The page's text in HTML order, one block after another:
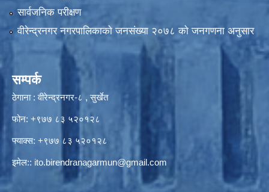
सार्वजनिक परीक्षण
वीरेन्द्रनगर नगरपालिकाकाे जनसंख्या २०७८ काे जनगणना अनुसार
सम्पर्क
ठेगाना : वीरेन्द्रनगर-८ , सुर्खेत
फोन: +९७७ ८३ ५२०१२८
फ्याक्स: +९७७ ८३ ५२०१२८
इमेल:: ito.birendranagarmun@gmail.com